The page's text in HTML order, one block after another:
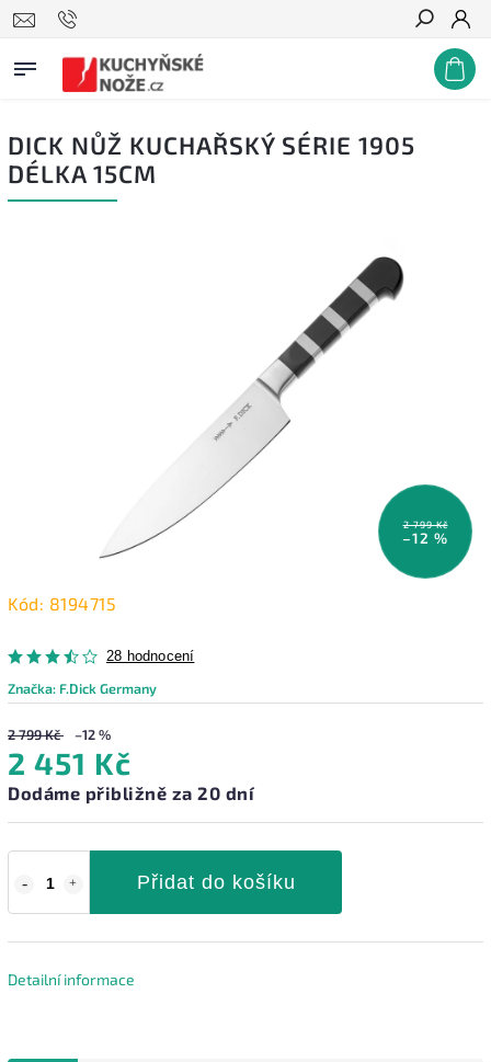
Hledat
DICK NŮŽ KUCHAŘSKÝ SÉRIE 1905
DÉLKA 15CM
2 799 Kč
–12 %
Kód: 8194715
28 hodnocení
Značka: F.Dick Germany
2 799 Kč –12 %
2 451 Kč
Dodáme přibližně za 20 dní
Přidat do košíku
Detailní informace